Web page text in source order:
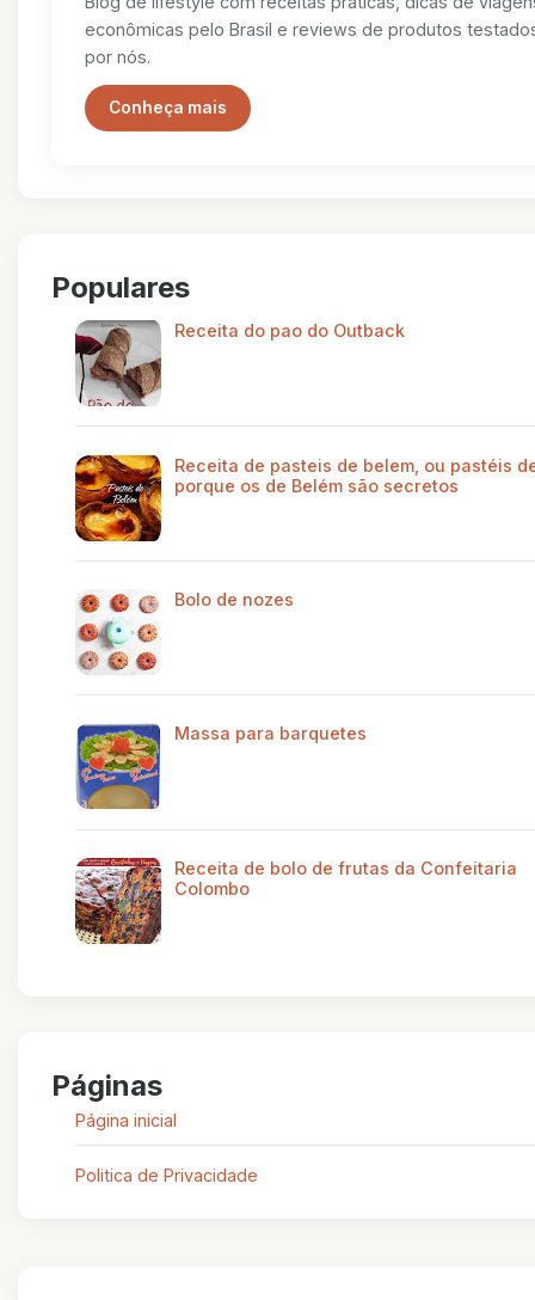
econômicas pelo Brasil e reviews de produtos
por nós.
Conheça mais
Populares
Receita do pao do Outback
Receita de pasteis de belem, ou pastéis
porque os de Belém são secretos
Bolo de nozes
Massa para barquetes
Receita de bolo de frutas da Confeitaria
Colombo
Páginas
Página inicial
Politica de Privacidade